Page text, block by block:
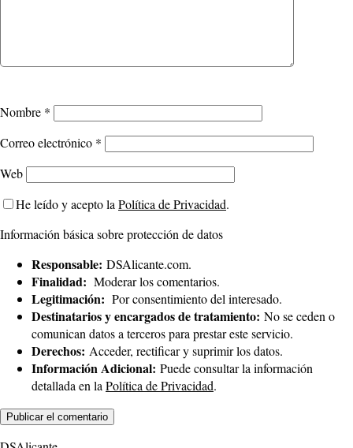
Nombre *
Correo electrónico *
Web
He leído y acepto la Política de Privacidad.
Información básica sobre protección de datos
Responsable: DSAlicante.com.
Finalidad: Moderar los comentarios.
Legitimación: Por consentimiento del interesado.
Destinatarios y encargados de tratamiento: No se ceden o
comunican datos a terceros para prestar este servicio.
Derechos: Acceder, rectificar y suprimir los datos.
Información Adicional: Puede consultar la información
detallada en la Política de Privacidad.